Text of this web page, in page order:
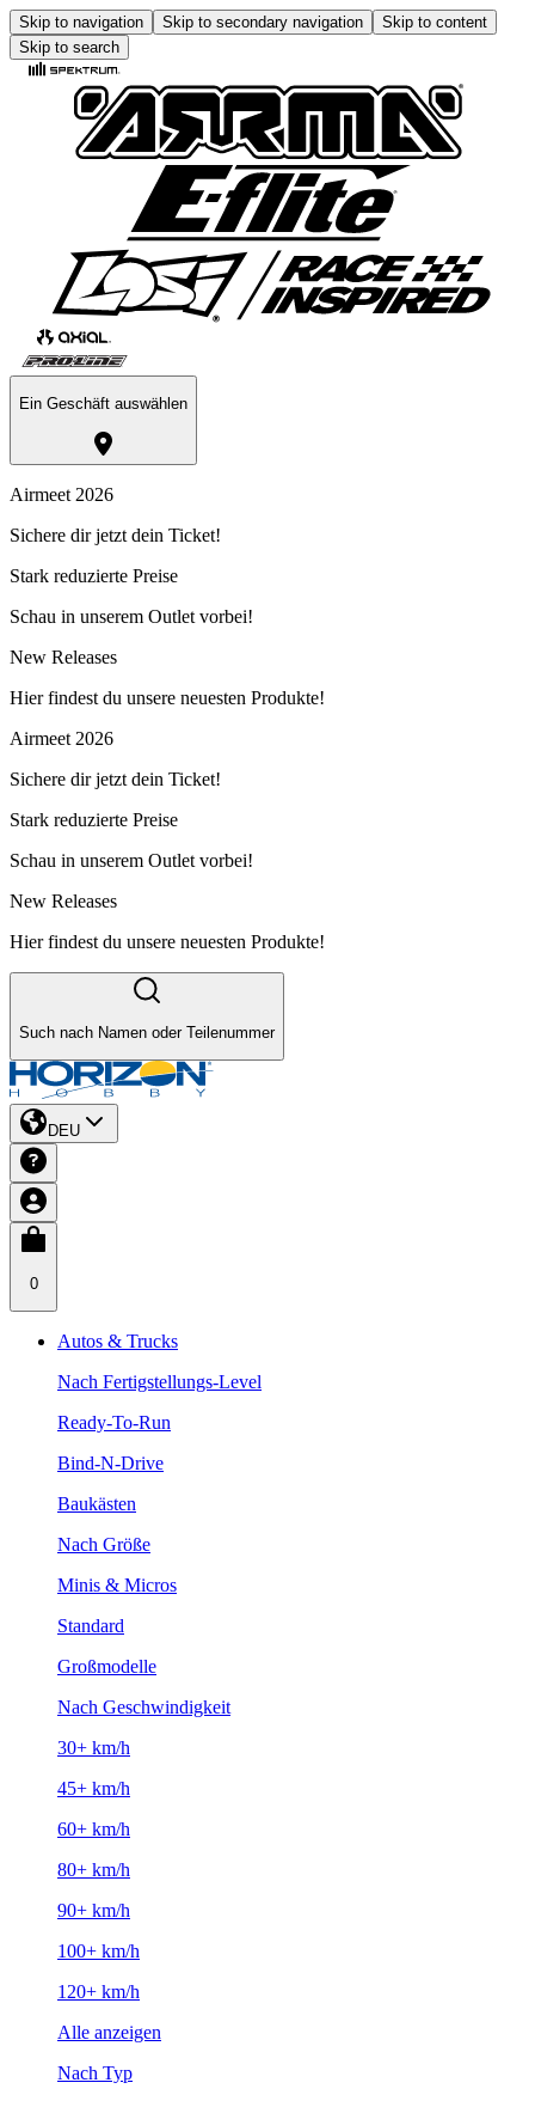
Skip to navigation Skip to secondary navigation
Skip to content
Skip to search
Ein Geschäft auswählen
Airmeet 2026
Sichere dir jetzt dein Ticket!
Stark reduzierte Preise
Schau in unserem Outlet vorbei!
New Releases
Hier findest du unsere neuesten Produkte!
Airmeet 2026
Sichere dir jetzt dein Ticket!
Stark reduzierte Preise
Schau in unserem Outlet vorbei!
New Releases
Hier findest du unsere neuesten Produkte!
Such nach Namen oder Teilenummer
DEU
0
Autos & Trucks
Nach Fertigstellungs-Level
Ready-To-Run
Bind-N-Drive
Baukästen
Nach Größe
Minis & Micros
Standard
Großmodelle
Nach Geschwindigkeit
30+ km/h
45+ km/h
60+ km/h
80+ km/h
90+ km/h
100+ km/h
120+ km/h
Alle anzeigen
Nach Typ